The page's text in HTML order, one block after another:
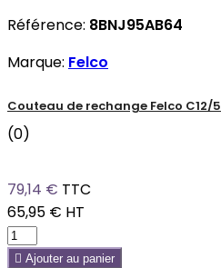
Référence: 8BNJ95AB64
Marque: Felco
Couteau de rechange Felco C12/5
(0)
79,14 € TTC
65,95 € HT
 Ajouter au panier